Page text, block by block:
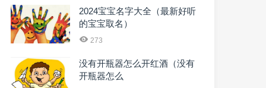
2024宝宝名字大全（最新好听
的宝宝取名）
273
没有开瓶器怎么开红酒（没有
开瓶器怎么